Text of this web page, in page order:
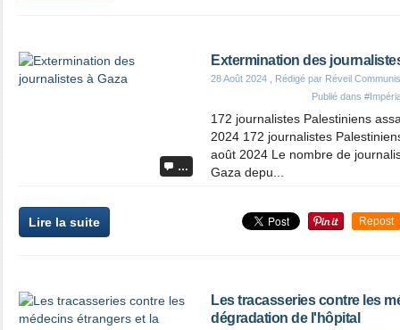
…
Extermination des
28 Août 2024 , Rédigé par Réveil
Publié dans
172 journalistes Palestiniens
2024 172 journalistes
août 2024 Le nombre de
Gaza depu...
Lire la suite Repost
Les tracasseries contre les
dégradation de l'hôpital